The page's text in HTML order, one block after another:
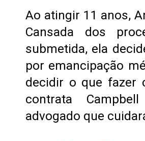
Ao atingir 11 anos,
Cansada dos
submetida, ela
por emancipação
decidir o que fazer
contrata
advogado que